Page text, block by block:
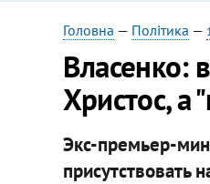
Головна — Політика —
Власенко:
Христос, а
Экс-премьер-
присутствовать